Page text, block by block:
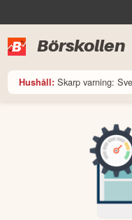
Börskollen
Hushåll: Skarp varning: